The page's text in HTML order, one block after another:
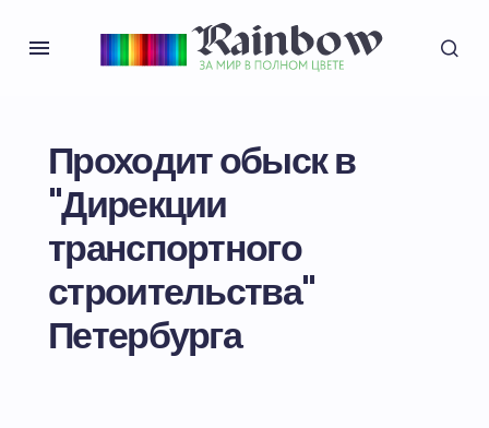
Проходит обыск в
"Дирекции
транспортного
строительства"
Петербурга